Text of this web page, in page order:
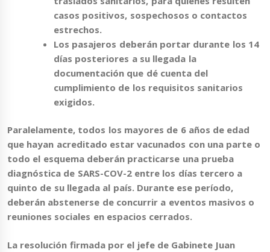
casos positivos, sospechosos o contactos
estrechos.
Los pasajeros deberán portar durante los 14
días posteriores a su llegada la
documentación que dé cuenta del
cumplimiento de los requisitos sanitarios
exigidos.
Paralelamente, todos los mayores de 6 años de edad
que hayan acreditado estar vacunados con una parte o
todo el esquema deberán practicarse una prueba
diagnóstica de SARS-COV-2 entre los días tercero a
quinto de su llegada al país. Durante ese período,
deberán abstenerse de concurrir a eventos masivos o
reuniones sociales en espacios cerrados.
La resolución firmada por el jefe de Gabinete Juan